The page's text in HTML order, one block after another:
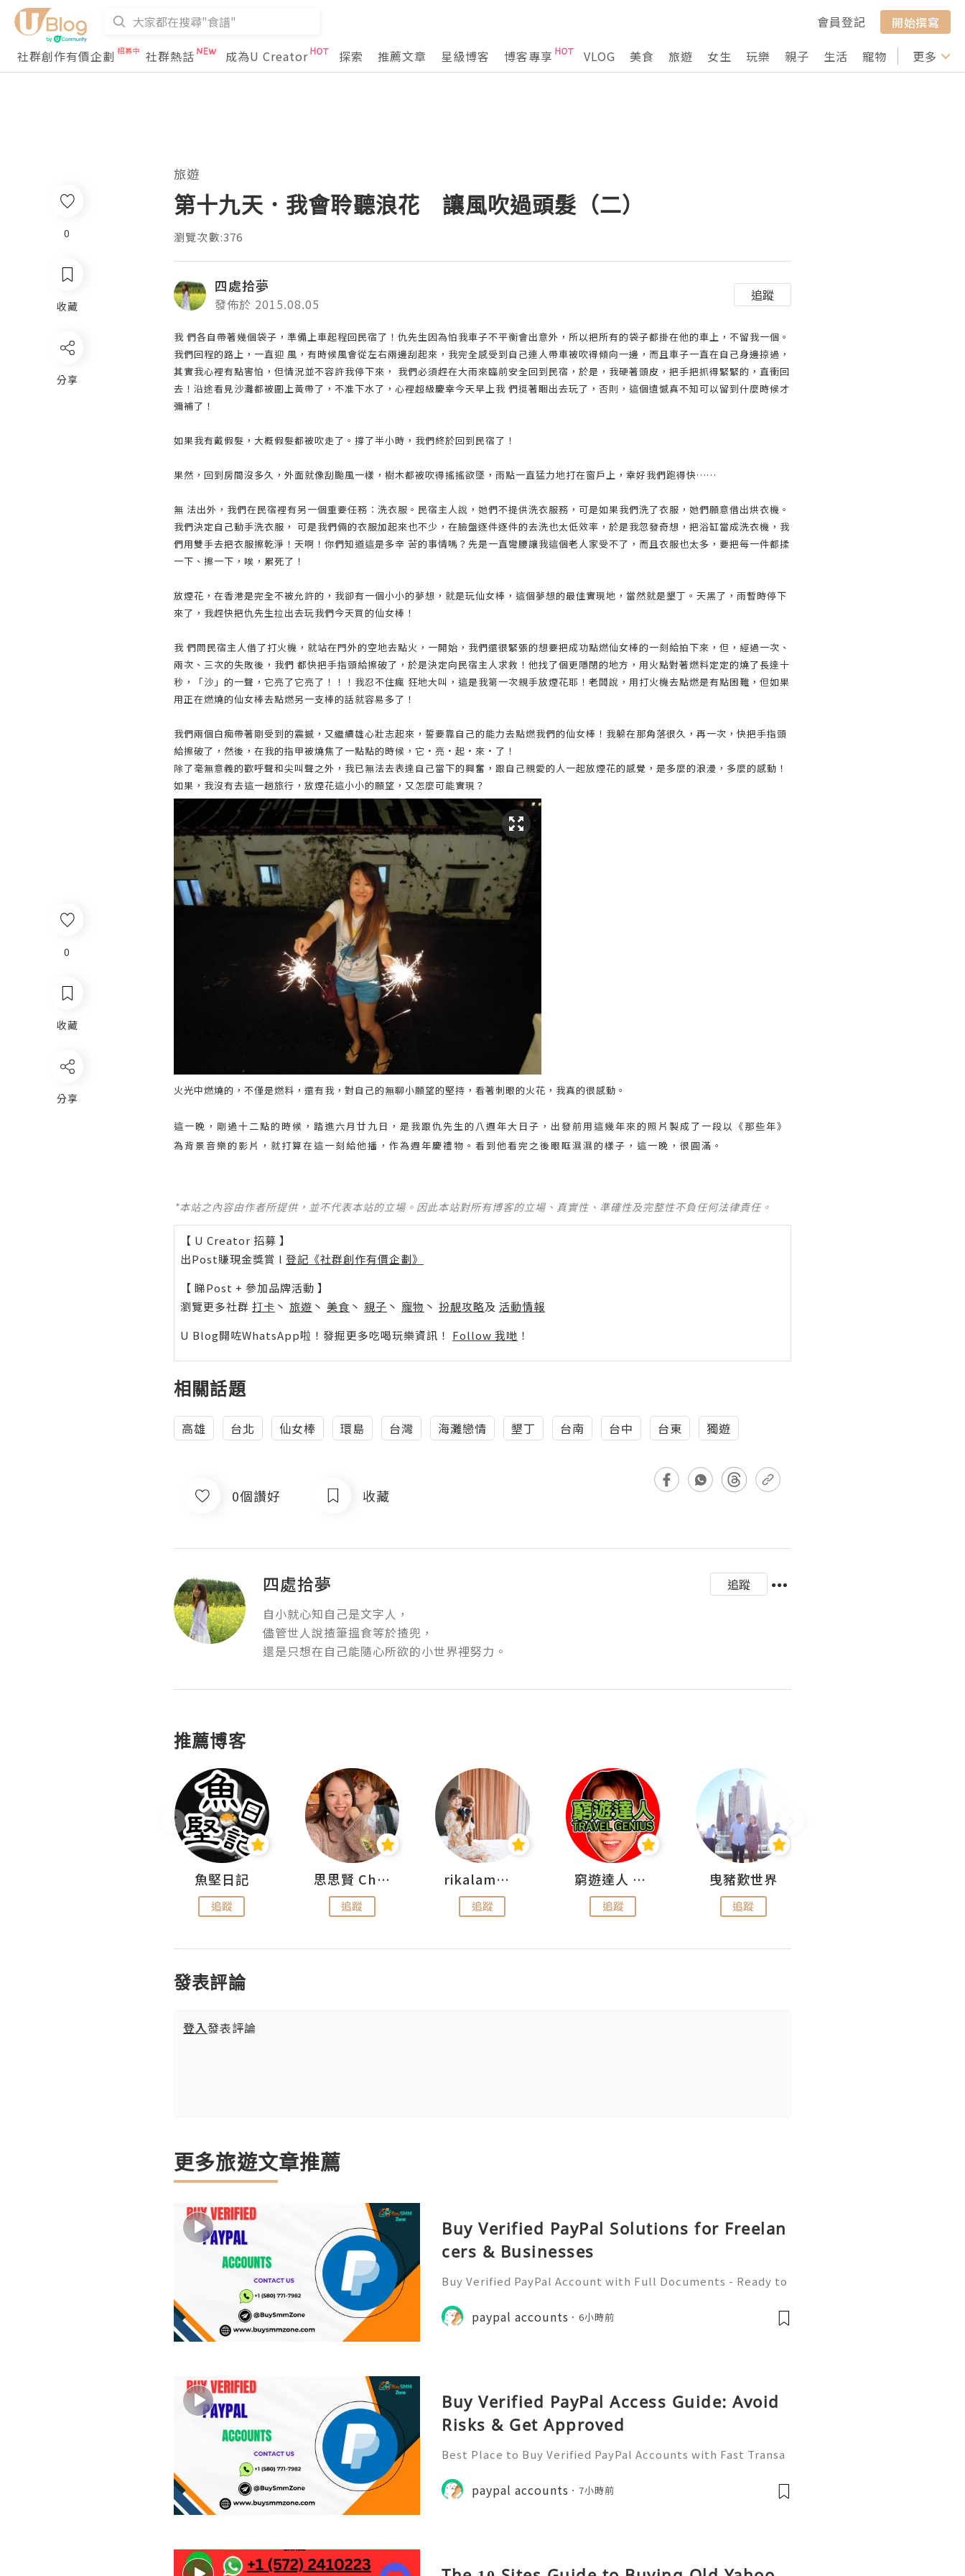
會員登記
開始撰寫
社群創作有價企劃
社群熱話 成為U Creator 探索 推薦文章 星級博客 博客專享 VLOG 美食 旅遊 女生 玩樂 親子 生活 寵物 行山 打卡
更多
0
收藏
分享
旅遊
第十九天．我會聆聽浪花 讓風吹過頭髮（二）
瀏覽次數:376
四處拾夢
發佈於 2015.08.05
追蹤
我 們各自帶著幾個袋子，準備上車起程回民宿了！仇先生因為怕我車子不平衡會出意外，所以把所有的袋子都掛在他的車上，不留我一個。
我們回程的路上，一直迎 風，有時候風會從左右兩邊刮起來，我完全感受到自己連人帶車被吹得傾向一邊，而且車子一直在自己身邊掠過，
其實我心裡有點害怕，但情況並不容許我停下來， 我們必須趕在大雨來臨前安全回到民宿，於是，我硬著頭皮，把手把抓得緊緊的，直衝回
去！沿途看見沙灘都被圍上黃帶了，不准下水了，心裡超級慶幸今天早上我 們挺著睏出去玩了，否則，這個遺憾真不知可以留到什麼時候才
彌補了！
如果我有戴假髮，大概假髮都被吹走了。撐了半小時，我們終於回到民宿了！
果然，回到房間沒多久，外面就像刮颱風一樣，樹木都被吹得搖搖欲墜，雨點一直猛力地打在窗戶上，幸好我們跑得快……
無 法出外，我們在民宿裡有另一個重要任務︰洗衣服。民宿主人說，她們不提供洗衣服務，可是如果我們洗了衣服，她們願意借出烘衣機。
我們決定自己動手洗衣服， 可是我們倆的衣服加起來也不少，在臉盤逐件逐件的去洗也太低效率，於是我忽發奇想，把浴缸當成洗衣機，我
們用雙手去把衣服擦乾淨！天啊！你們知道這是多辛 苦的事情嗎？先是一直彎腰讓我這個老人家受不了，而且衣服也太多，要把每一件都揉
一下、擦一下，唉，累死了！
放煙花，在香港是完全不被允許的，我卻有一個小小的夢想，就是玩仙女棒，這個夢想的最佳實現地，當然就是墾丁。天黑了，雨暫時停下
來了，我趕快把仇先生拉出去玩我們今天買的仙女棒！
我 們問民宿主人借了打火機，就站在門外的空地去點火，一開始，我們還很緊張的想要把成功點燃仙女棒的一刻給拍下來，但，經過一次、
兩次、三次的失敗後，我們 都快把手指頭給擦破了，於是決定向民宿主人求救！他找了個更隱閉的地方，用火點對著燃料定定的燒了長達十
秒，「沙」的一聲，它亮了它亮了！！！我忍不住瘋 狂地大叫，這是我第一次親手放煙花耶！老闆說，用打火機去點燃是有點困難，但如果
用正在燃燒的仙女棒去點燃另一支棒的話就容易多了！
我們兩個白痴帶著剛受到的震撼，又繼續雄心壯志起來，誓要靠自己的能力去點燃我們的仙女棒！我躲在那角落很久，再一次，快把手指頭
給擦破了，然後，在我的指甲被燒焦了一點點的時候，它 ． 亮 ． 起 ． 來 ． 了！
除了毫無意義的歡呼聲和尖叫聲之外，我已無法去表達自己當下的興奮，跟自己親愛的人一起放煙花的感覺，是多麼的浪漫，多麼的感動！
如果，我沒有去這一趟旅行，放煙花這小小的願望，又怎麼可能實現？
火光中燃燒的，不僅是燃料，還有我，對自己的無聊小願望的堅持，看著刺眼的火花，我真的很感動。
這一晚，剛過十二點的時候，踏進六月廿九日，是我跟仇先生的八週年大日子，出發前用這幾年來的照片製成了一段以《那些年》
為背景音樂的影片，就打算在這一刻給他播，作為週年慶禮物。看到他看完之後眼眶濕濕的樣子，這一晚，很圓滿。
*本站之內容由作者所提供，並不代表本站的立場。因此本站對所有博客的立場、真實性、準確性及完整性不負任何法律責任。
【 U Creator 招募 】
出Post賺現金獎賞 l 登記《社群創作有價企劃》
【 睇Post + 參加品牌活動 】
瀏覽更多社群 打卡 丶 旅遊 丶 美食 丶 親子 丶 寵物 丶 扮靚攻略及 活動情報
U Blog開咗WhatsApp啦！發掘更多吃喝玩樂資訊！ Follow 我哋 ！
相關話題
高雄 台北 仙女棒 環島 台灣 海灘戀情 墾丁 台南 台中 台東 獨遊
0個讚好 收藏
四處拾夢
追蹤
自小就心知自己是文字人，
儘管世人說揸筆搵食等於揸兜，
還是只想在自己能隨心所欲的小世界裡努力。
推薦博客
魚堅日記
追蹤
思思賢 ChillMyBabe
追蹤
rikalammm
追蹤
窮遊達人 Mr.TravelGenius
追蹤
曳豬歎世界
追蹤
發表評論
登入發表評論
更多旅遊文章推薦
Buy Verified PayPal Solutions for Freelan
cers & Businesses
Buy Verified PayPal Account with Full Documents - Ready to
m: @BuySmmZone ✅ Skype: BuySmmZone 📧 Email:
paypal accounts 6小時前
Buy Verified PayPal Access Guide: Avoid
Risks & Get Approved
Best Place to Buy Verified PayPal Accounts with Fast Transa
026, transaction speed is the ultimate differentiator. Wheth
er you are bidding on a
paypal accounts 7小時前
0
收藏
分享